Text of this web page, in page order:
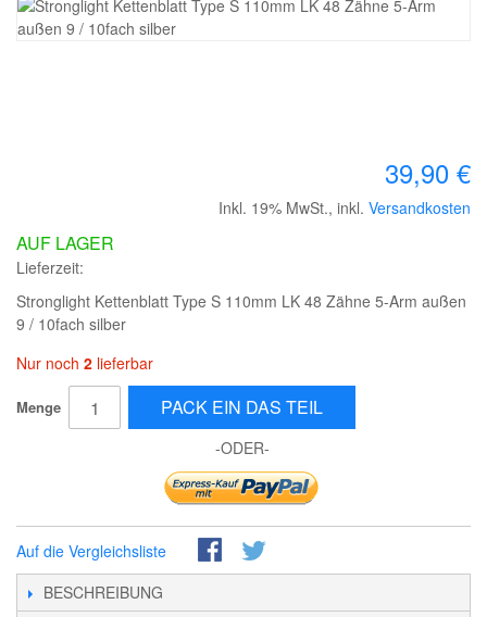
39,90 €
Inkl. 19% MwSt., inkl. Versandkosten
AUF LAGER
Lieferzeit:
Stronglight Kettenblatt Type S 110mm LK 48 Zähne 5-Arm außen
9 / 10fach silber
Nur noch 2 lieferbar
Menge PACK EIN DAS TEIL
-ODER-
Auf die Vergleichsliste
BESCHREIBUNG